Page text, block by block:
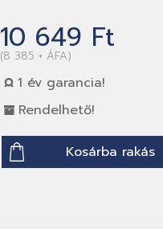
10 649 Ft
(8 385 + ÁFA)
1 év garancia!
Rendelhető!
Kosárba rakás